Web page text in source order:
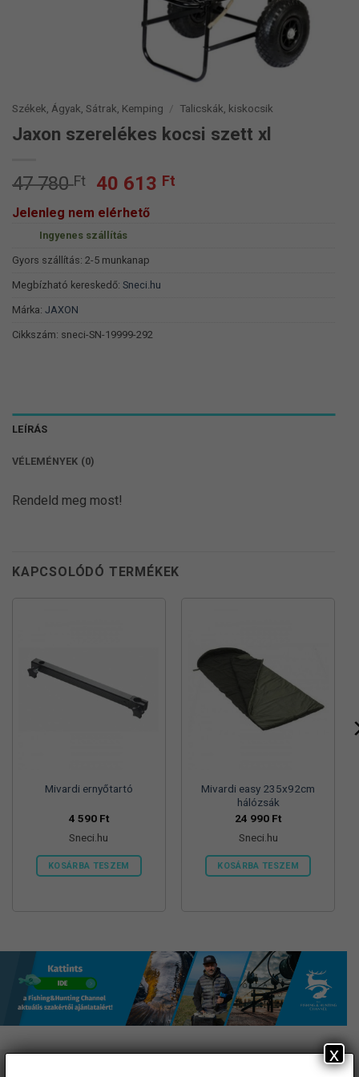
Székek, Ágyak, Sátrak, Kemping / Talicskák, kiskocsik
Jaxon szerelékes kocsi szett xl
47 780Ft
Original
price
was:
47
780 Ft.
40 613 Ft
Jelenleg nem elérhető
Ingyenes szállítás
Gyors szállítás: 2-5 munkanap
Megbízható kereskedő: Sneci.hu
Márka: JAXON
Cikkszám: sneci-SN-19999-292
LEÍRÁS
VÉLEMÉNYEK (0)
Rendeld meg most!
KAPCSOLÓDÓ TERMÉKEK
Mivardi ernyőtartó
4 590 Ft
Sneci.hu
KOSÁRBA TESZEM
Mivardi easy 235x92cm
hálózsák
24 990 Ft
Sneci.hu
KOSÁRBA TESZEM
x